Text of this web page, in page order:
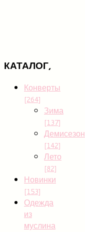
КАТАЛОГ,
Конверты
[264]
Зима
[137]
Демисезон
[142]
Лето
[82]
Новинки
[153]
Одежда
из
муслина